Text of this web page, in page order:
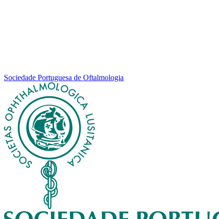
Sociedade Portuguesa de Oftalmologia